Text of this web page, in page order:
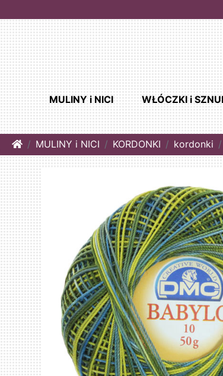
MULINY i NICI WŁÓCZKI i
HomeMULINY i NICI KORDONKI kordonki